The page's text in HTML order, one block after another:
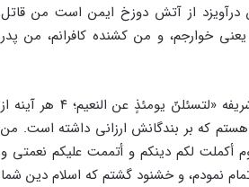
از آتش دوزخ ایمن است من قاتل
خوارجم، و من کشنده کافرانم، من پدر
من آن کسی هستم که فردای قیامت از ولایتم سؤال می‌شود، و در آیه شریفه «لتسئلنّ یومئذٍ عن النعیم؛ ۴ هر آینه از
که بر بندگانش ارزانی داشته است. من
أکملت لکم دینکم و أتممت علیکم نعمتی و
را بر شما تمام نمودم، و خشنود گشتم که اسلام دین شما